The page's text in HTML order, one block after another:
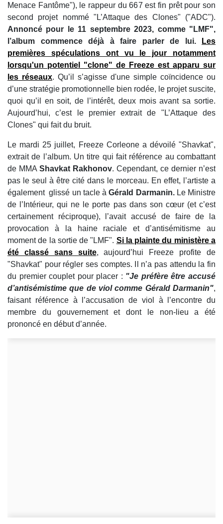
Menace Fantôme"), le rappeur du 667 est fin prêt pour son
second projet nommé "L’Attaque des Clones" ("ADC").
Annoncé pour le 11 septembre 2023, comme "LMF",
l’album commence déjà à faire parler de lui.
Les
premières spéculations ont vu le jour notamment
lorsqu'un potentiel "clone" de Freeze est apparu sur
les réseaux. Qu’il s’agisse d'une simple coïncidence ou
d’une stratégie promotionnelle bien rodée, le projet suscite,
quoi qu’il en soit, de l’intérêt, deux mois avant sa sortie.
Aujourd’hui, c’est le premier extrait de "L’Attaque des
Clones" qui fait du bruit.
Le mardi 25 juillet, Freeze Corleone a dévoilé "Shavkat",
extrait de l’album. Un titre qui fait référence au combattant
de MMA Shavkat Rakhonov. Cependant, ce dernier n’est
pas le seul à être cité dans le morceau. En effet, l’artiste a
également glissé un tacle àGérald Darmanin.Le Ministre
de l’Intérieur, qui ne le porte pas dans son cœur (et c’est
certainement réciproque), l’avait accusé de faire de la
provocation à la haine raciale et d’antisémitisme au
moment de la sortie de "LMF". Si la plainte du ministère a
été classé sans suite, aujourd’hui Freeze profite de
"Shavkat" pour régler ses comptes. Il n’a pas attendu la fin
du premier couplet pour placer : "Je préfère être accusé
d’antisémistime que de viol comme Gérald Darmanin",
faisant référence à l’accusation de viol à l’encontre du
membre du gouvernement et dont le non-lieu a été
prononcé en début d’année.